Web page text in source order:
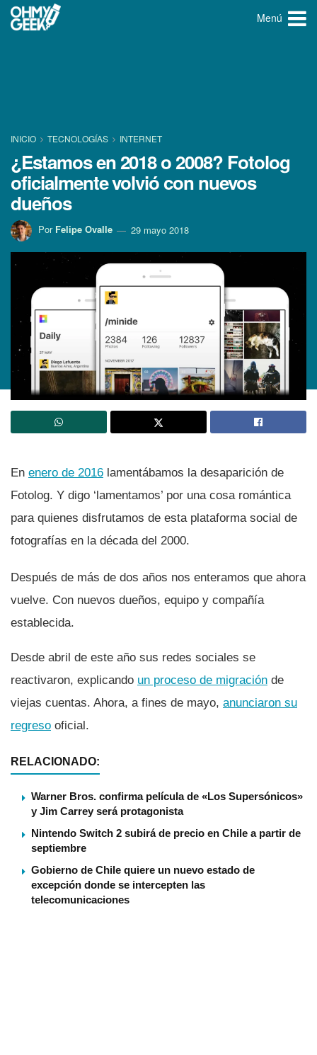
Menú
INICIO TECNOLOGÍ­AS INTERNET
¿Estamos en 2018 o 2008? Fotolog
oficialmente volvió con nuevos
dueños
Por Felipe Ovalle 29 mayo 2018
En enero de 2016 lamentábamos la desaparición de
Fotolog. Y digo ‘lamentamos’ por una cosa romántica
para quienes disfrutamos de esta plataforma social de
fotografí­as en la década del 2000.
Después de más de dos años nos enteramos que ahora
vuelve. Con nuevos dueños, equipo y compañí­a
establecida.
Desde abril de este año sus redes sociales se
reactivaron, explicando un proceso de migración de
viejas cuentas. Ahora, a fines de mayo, anunciaron su
regreso oficial.
RELACIONADO:
Warner Bros. confirma película de «Los Supersónicos»
y Jim Carrey será protagonista
Nintendo Switch 2 subirá de precio en Chile a partir de
septiembre
Gobierno de Chile quiere un nuevo estado de
excepción donde se intercepten las
telecomunicaciones